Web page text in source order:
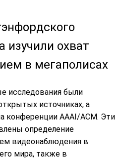
изучили охват
в мегаполисах
исследования были
источниках, а
конференции AAAI/ACM. Эти
определение
видеонаблюдения в
мира, также в